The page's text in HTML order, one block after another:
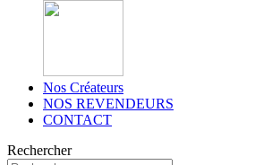
Nos Créateurs
NOS REVENDEURS
CONTACT
Rechercher